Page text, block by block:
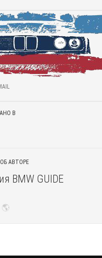
В
АВТОРЕ
BMW GUIDE